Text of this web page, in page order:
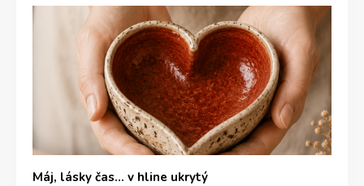
Máj, lásky čas… v hline ukrytý